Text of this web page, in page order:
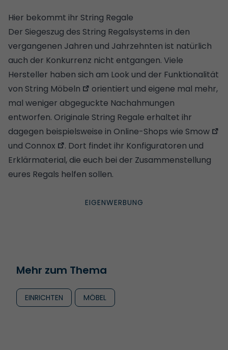
Hier bekommt ihr String Regale
Der Siegeszug des String Regalsystems in den
vergangenen Jahren und Jahrzehnten ist natürlich
auch der Konkurrenz nicht entgangen. Viele
Hersteller haben sich am Look und der Funktionalität
von String Möbeln
orientiert und eigene mal mehr,
mal weniger abgeguckte Nachahmungen
entworfen. Originale String Regale erhaltet ihr
dagegen beispielsweise in Online-Shops wie Smow
und Connox
. Dort findet ihr Konfiguratoren und
Erklärmaterial, die euch bei der Zusammenstellung
eures Regals helfen sollen.
Mehr zum Thema
EINRICHTEN MÖBEL